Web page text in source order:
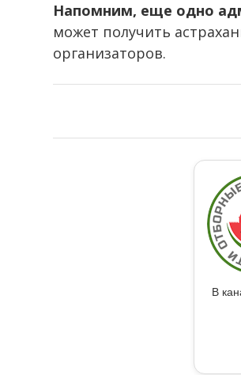
Напомним, еще одно
может получить
организаторов.
В